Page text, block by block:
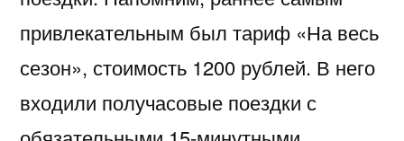
привлекательным был тариф «На весь
сезон», стоимость 1200 рублей. В него
входили получасовые поездки с